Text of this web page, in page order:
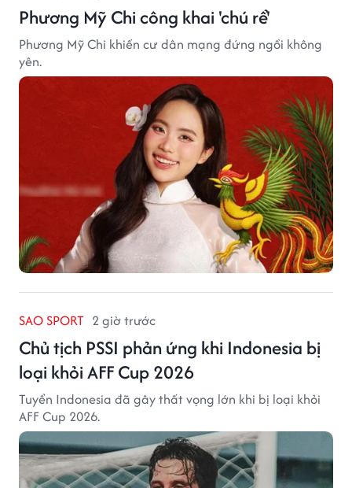
Phương Mỹ Chi công khai 'chú rể'
Phương Mỹ Chi khiến cư dân mạng đứng ngồi không
yên.
SAO SPORT 2 giờ trước
Chủ tịch PSSI phản ứng khi Indonesia bị
loại khỏi AFF Cup 2026
Tuyển Indonesia đã gây thất vọng lớn khi bị loại khỏi
AFF Cup 2026.